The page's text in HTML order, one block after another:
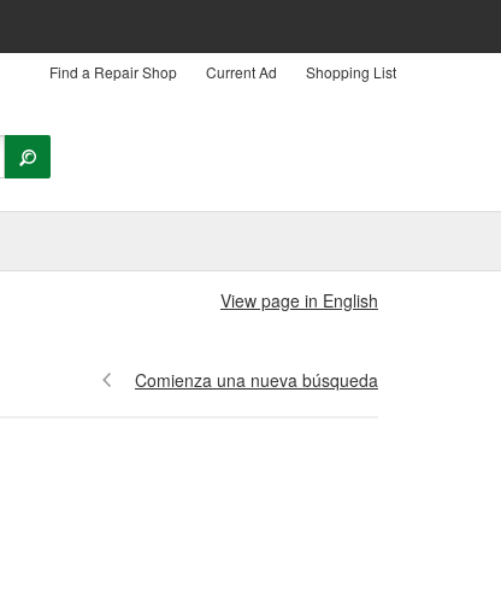
Find a Repair Shop Current Ad Shopping List
View page in English
Comienza una nueva búsqueda